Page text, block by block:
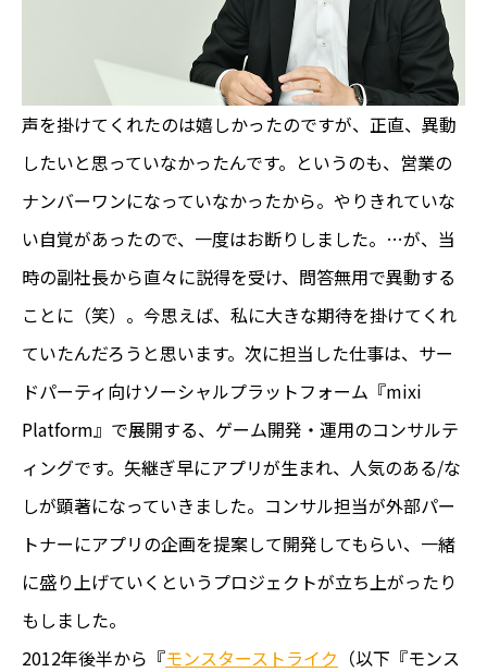
声を掛けてくれたのは嬉しかったのですが、正直、異動
したいと思っていなかったんです。というのも、営業の
ナンバーワンになっていなかったから。やりきれていな
い自覚があったので、一度はお断りしました。…が、当
時の副社長から直々に説得を受け、問答無用で異動する
ことに（笑）。今思えば、私に大きな期待を掛けてくれ
ていたんだろうと思います。次に担当した仕事は、サー
ドパーティ向けソーシャルプラットフォーム『mixi
Platform』で展開する、ゲーム開発・運用のコンサルテ
ィングです。矢継ぎ早にアプリが生まれ、人気のある/な
しが顕著になっていきました。コンサル担当が外部パー
トナーにアプリの企画を提案して開発してもらい、一緒
に盛り上げていくというプロジェクトが立ち上がったり
もしました。
2012年後半から『モンスターストライク （以下『モンス